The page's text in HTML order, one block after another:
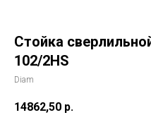
Стойка
102/2HS
Diam
14862,50 р.